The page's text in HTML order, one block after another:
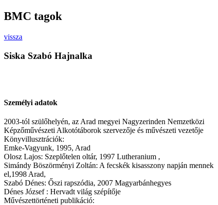
BMC tagok
vissza
Siska Szabó Hajnalka
Személyi adatok
2003-tól szülőhelyén, az Arad megyei Nagyzerinden Nemzetközi
Képzőművészeti Alkotótáborok szervezője és művészeti vezetője
Könyvillusztrációk:
Emke-Vagyunk, 1995, Arad
Olosz Lajos: Szeplőtelen oltár, 1997 Lutheranium ,
Simándy Böszörményi Zoltán: A fecskék kisasszony napján mennek
el,1998 Arad,
Szabó Dénes: Őszi rapszódia, 2007 Magyarbánhegyes
Dénes József : Hervadt világ szépítője
Művészettörténeti publikáció: